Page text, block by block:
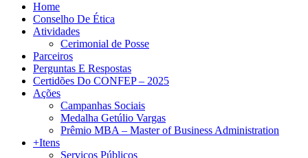
Home
Conselho De Ética
Atividades
Cerimonial de Posse
Parceiros
Perguntas E Respostas
Certidões Do CONFEP – 2025
Ações
Campanhas Sociais
Medalha Getúlio Vargas
Prêmio MBA – Master of Business Administration
+Itens
Serviços Públicos